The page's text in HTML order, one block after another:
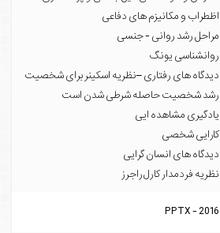
اظطراب و مکانیزم های دفاعی
مراحل رشد روانی - جنسی
روانشناسی یونگ
دیدگاه های رفتاری –نظریه اسکینر برای شخصیت
رشد شخصیت حاصله شرطی شدن است
یادگیری مشاهده ایی
کارایی شخصی
دیدگاه های انسان گرایی
نظریه فردمدار کارل راجرز
PPTX - 2016